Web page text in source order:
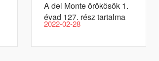
A del Monte örökösök 1.
évad 127. rész tartalma
2022-02-28